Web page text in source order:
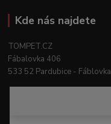
Kde nás najdete
TOMPET.CZ
Fábalovka 406
533 52 Pardubice - Fáblovka